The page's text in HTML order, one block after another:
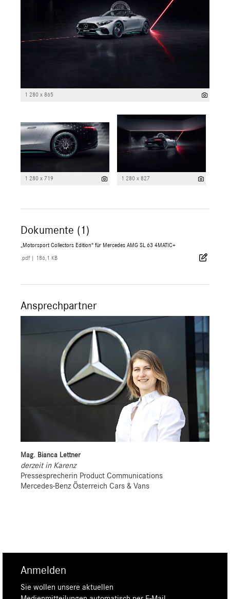
1 280 x 865
1 280 x 719 1 280 x 827
Dokumente (1)
„Motorsport Collectors Edition“ für Mercedes AMG SL 63 4MATIC+
.pdf 186,1 KB
Ansprechpartner
Mag. Bianca Lettner
derzeit in Karenz
Pressesprecherin Product Communications
Mercedes-Benz Österreich Cars & Vans
Anmelden
Sie wollen unsere aktuellen